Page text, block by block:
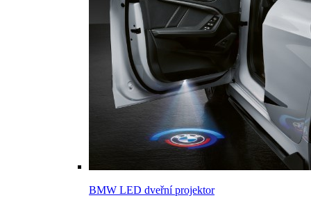
BMW LED dveřní projektor